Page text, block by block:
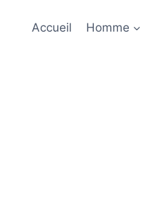
Accueil Homme